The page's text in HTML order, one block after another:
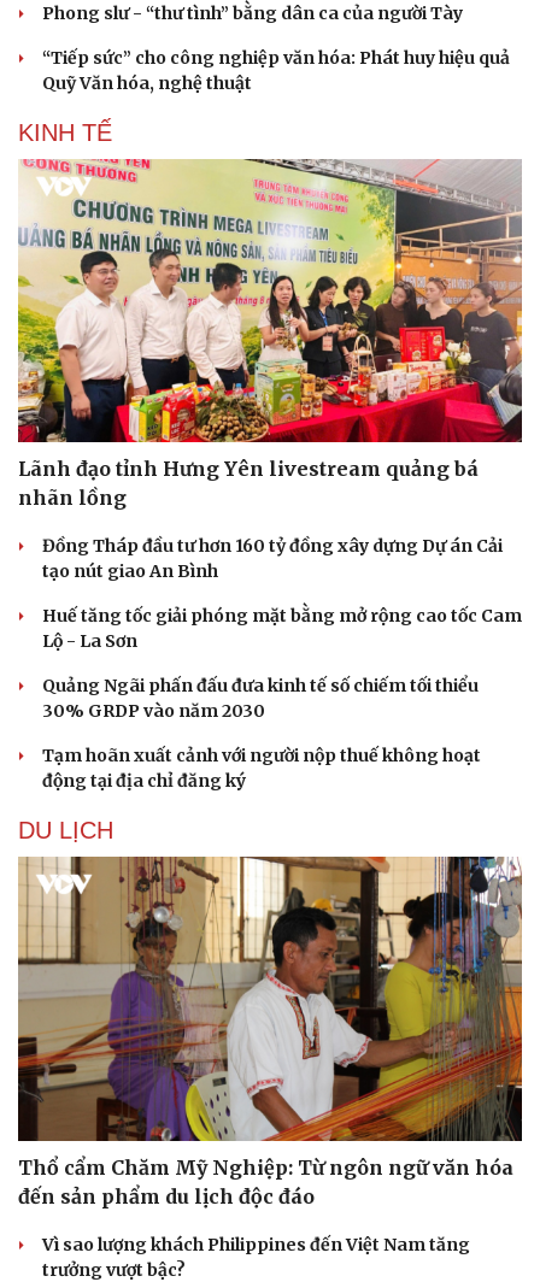
Doanh nghiệp
Doanh nghiệp 24h
Doanh nhân
Vì cộng đồng
Trải nghiệm
Chuyển đổi số
Phong slư - “thư tình” bằng dân ca của người Tày
“Tiếp sức” cho công nghiệp văn hóa: Phát huy hiệu quả
Quỹ Văn hóa, nghệ thuật
KINH TẾ
Lãnh đạo tỉnh Hưng Yên livestream quảng bá
nhãn lồng
Đồng Tháp đầu tư hơn 160 tỷ đồng xây dựng Dự án Cải
tạo nút giao An Bình
Huế tăng tốc giải phóng mặt bằng mở rộng cao tốc Cam
Lộ - La Sơn
Quảng Ngãi phấn đấu đưa kinh tế số chiếm tối thiểu
30% GRDP vào năm 2030
Tạm hoãn xuất cảnh với người nộp thuế không hoạt
động tại địa chỉ đăng ký
DU LỊCH
Thổ cẩm Chăm Mỹ Nghiệp: Từ ngôn ngữ văn hóa
đến sản phẩm du lịch độc đáo
Vì sao lượng khách Philippines đến Việt Nam tăng
trưởng vượt bậc?